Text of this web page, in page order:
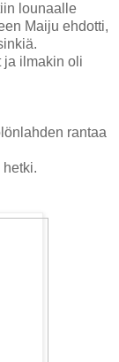
lounaalle
Maiju ehdotti,
ja ilmakin oli
rantaa